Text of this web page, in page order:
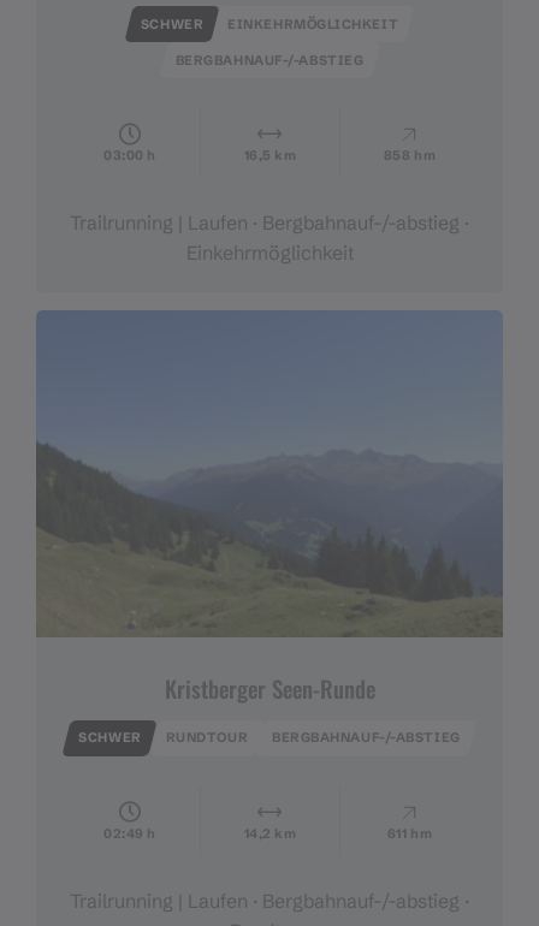
SCHWER EINKEHRMÖGLICHKEIT
BERGBAHNAUF-/-ABSTIEG
03:00 h 16,5 km 858 hm
Trailrunning | Laufen · Bergbahnauf-/-abstieg ·
Einkehrmöglichkeit
Kristberger Seen-Runde
SCHWER RUNDTOUR BERGBAHNAUF-/-ABSTIEG
02:49 h 14,2 km 611 hm
Trailrunning | Laufen · Bergbahnauf-/-abstieg ·